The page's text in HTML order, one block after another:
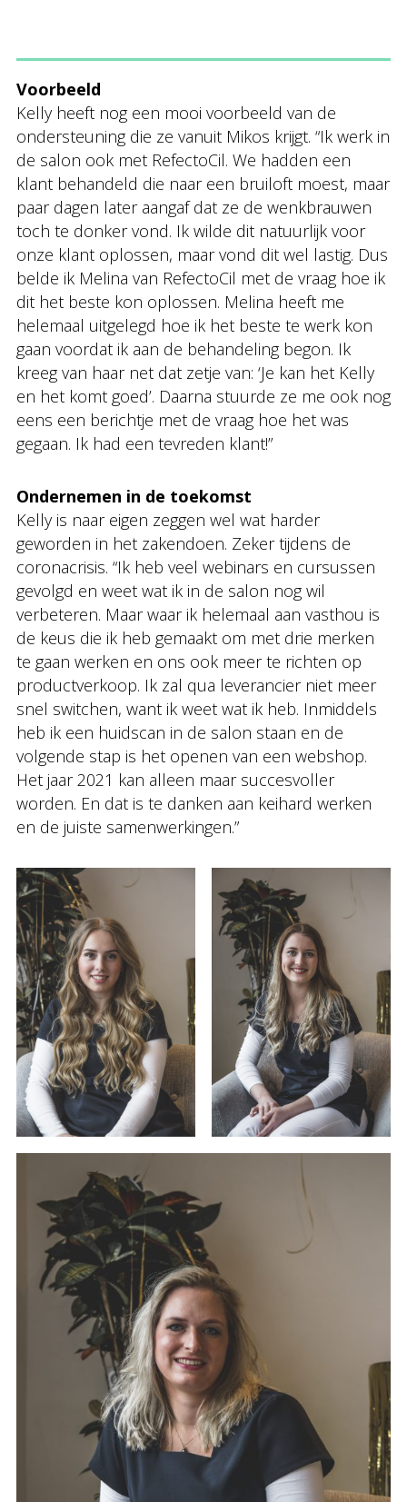
Voorbeeld
Kelly heeft nog een mooi voorbeeld van de
ondersteuning die ze vanuit Mikos krijgt. “Ik werk in
de salon ook met RefectoCil. We hadden een
klant behandeld die naar een bruiloft moest, maar
paar dagen later aangaf dat ze de wenkbrauwen
toch te donker vond. Ik wilde dit natuurlijk voor
onze klant oplossen, maar vond dit wel lastig. Dus
belde ik Melina van RefectoCil met de vraag hoe ik
dit het beste kon oplossen. Melina heeft me
helemaal uitgelegd hoe ik het beste te werk kon
gaan voordat ik aan de behandeling begon. Ik
kreeg van haar net dat zetje van: ‘Je kan het Kelly
en het komt goed’. Daarna stuurde ze me ook nog
eens een berichtje met de vraag hoe het was
gegaan. Ik had een tevreden klant!”
Ondernemen in de toekomst
Kelly is naar eigen zeggen wel wat harder
geworden in het zakendoen. Zeker tijdens de
coronacrisis. “Ik heb veel webinars en cursussen
gevolgd en weet wat ik in de salon nog wil
verbeteren. Maar waar ik helemaal aan vasthou is
de keus die ik heb gemaakt om met drie merken
te gaan werken en ons ook meer te richten op
productverkoop. Ik zal qua leverancier niet meer
snel switchen, want ik weet wat ik heb. Inmiddels
heb ik een huidscan in de salon staan en de
volgende stap is het openen van een webshop.
Het jaar 2021 kan alleen maar succesvoller
worden. En dat is te danken aan keihard werken
en de juiste samenwerkingen.”